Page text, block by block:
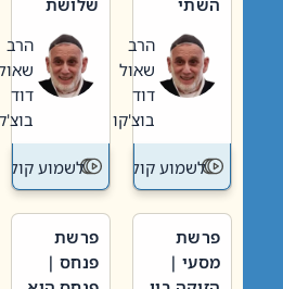
וערב של
חיינו
הרב
שאול
דוד
בוצ'קו
לשמוע קול תורה – מדרש
האבות
הרב
שאול
דוד
בוצ'קו
לשמוע קול
פרשת
מסעי |
פרשת
פנחס |